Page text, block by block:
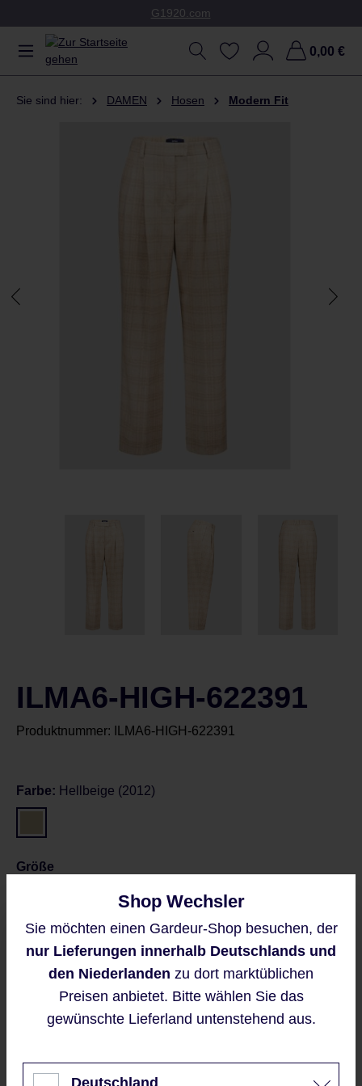
G1920.com
0,00 €
Sie sind hier: DAMEN Hosen Modern Fit
ILMA6-HIGH-622391
Produktnummer: ILMA6-HIGH-622391
Farbe: Hellbeige (2012)
Größe
36L 38
Größentabelle
Preise inkl. MwSt. zzgl. Versandkosten
Shop Wechsler
Sie möchten einen Gardeur-Shop besuchen, der
nur Lieferungen innerhalb Deutschlands und
den Niederlanden zu dort marktüblichen
Preisen anbietet. Bitte wählen Sie das
gewünschte Lieferland untenstehend aus.
Deutschland
Diese Website verwendet Cookies,
um eine bestmögliche Erfahrung
bieten zu können.